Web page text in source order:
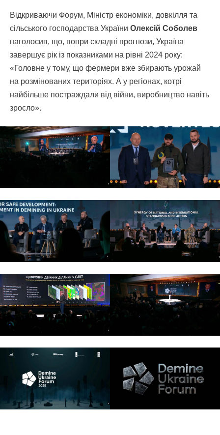
Відкриваючи Форум, Міністр економіки, довкілля та
сільського господарства України Олексій Соболев
наголосив, що, попри складні прогнози, Україна
завершує рік із показниками на рівні 2024 року:
«Головне у тому, що фермери вже збирають урожай
на розмінованих територіях. А у регіонах, котрі
найбільше постраждали від війни, виробництво навіть
зросло».